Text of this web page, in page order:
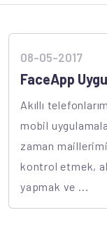
08-05-2017
FaceApp
Akıllı
mobil
zaman
kontrol etmek,
yapmak ve ...